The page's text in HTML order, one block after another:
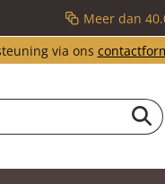
Meer dan
via ons